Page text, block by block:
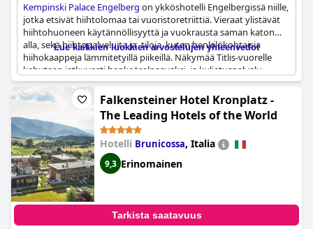
Kempinski Palace Engelberg on ykköshotelli Engelbergissä niille,
jotka etsivät hiihtolomaa tai vuoristoretriittiä. Vieraat ylistävät
hiihtohuoneen käytännöllisyyttä ja vuokrausta saman katon
alla, sekä hiihtopalveluita ja -tiloja, kuten henkilökohtaisia ​​
hiihokaappeja lämmitetyillä piikeillä. Näkymää Titlis-vuorelle
kehutaan jatkuvasti henkeäsalpaavaksi, ja kuljetuspalvelu
rinteille on kätevä ja mukava ystävällisten kuljettajien ansiosta.
Hiihtämisen lisäksi hotellin sijainti tarjoaa myös runsaasti
mahdollisuuksia patikointiin ja muihin ulkoilulajeihin. Vieraat
rakastavat huoneiden ja sijainnin lisäksi myös lämmintä ja
avuliasta henkilökuntaa. Kaiken kaikkiaan
Engelbergon täydellinen paikka irrottautua ja rentoutua
viikonloppuretkellä vuoristoon.
Lue kaikkien luokkien arvostelujen yhteenvedot
Falkensteiner Hotel Kronplatz -
The Leading Hotels of the World
Hotelli Brunicossa, Italia
9,3 Erinomainen
Tarkista saatavuus